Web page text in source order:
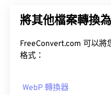
ICO 檔案。CorelDRAW
啟、編輯和建立程式。
圖片比JPEG (JPG)和便攜
應用程式上載入速度很快
開啟 WebP 檔案的預設程
將其他檔案轉換
FreeConvert.com 可以將您
格式：
WebP 轉換器